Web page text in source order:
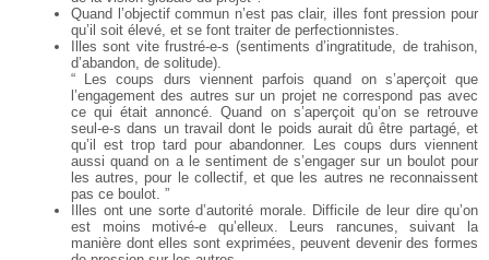
Quand l’objectif commun n’est pas clair, illes font pression pour
qu’il soit élevé, et se font traiter de perfectionnistes.
Illes sont vite frustré-e-s (sentiments d’ingratitude, de trahison,
d’abandon, de solitude).
“ Les coups durs viennent parfois quand on s’aperçoit que
l’engagement des autres sur un projet ne correspond pas avec
ce qui était annoncé. Quand on s’aperçoit qu’on se retrouve
seul-e-s dans untravail dont le poids aurait dû être partagé, et
qu’il est trop tard pour abandonner. Les coups durs viennent
aussi quand on a le sentiment de s’engager sur un boulot pour
les autres, pour le collectif, et que les autres ne reconnaissent
pas ce boulot. ”
Illes ont une sorte d’autorité morale. Difficile de leur dire qu’on
est moins motivé-e qu’elleux. Leurs rancunes, suivant la
manière dont elles sont exprimées, peuvent devenir des formes